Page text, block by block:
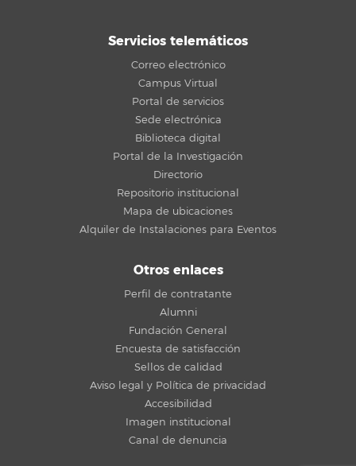
Servicios telemáticos
Correo electrónico
Campus Virtual
Portal de servicios
Sede electrónica
Biblioteca digital
Portal de la Investigación
Directorio
Repositorio institucional
Mapa de ubicaciones
Alquiler de Instalaciones para Eventos
Otros enlaces
Perfil de contratante
Alumni
Fundación General
Encuesta de satisfacción
Sellos de calidad
Aviso legal y Política de privacidad
Accesibilidad
Imagen institucional
Canal de denuncia